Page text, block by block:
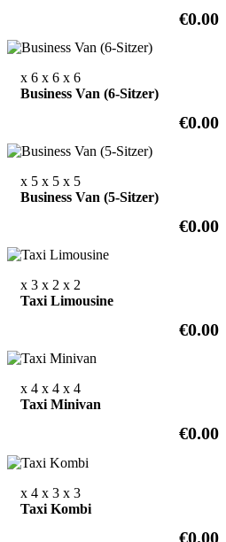
€0.00
x 6 x 6 x 6
Business Van (6-Sitzer)
€0.00
x 5 x 5 x 5
Business Van (5-Sitzer)
€0.00
x 3 x 2 x 2
Taxi Limousine
€0.00
x 4 x 4 x 4
Taxi Minivan
€0.00
x 4 x 3 x 3
Taxi Kombi
€0.00